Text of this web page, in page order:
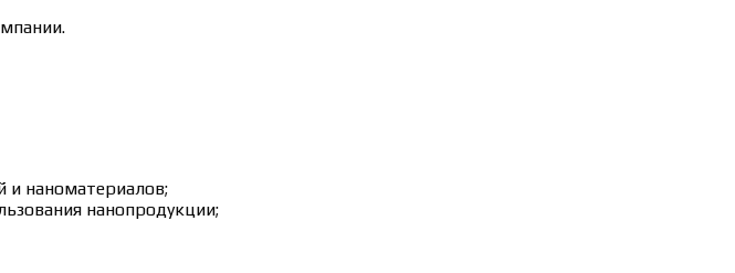
и наноматериалов;
нанопродукции;